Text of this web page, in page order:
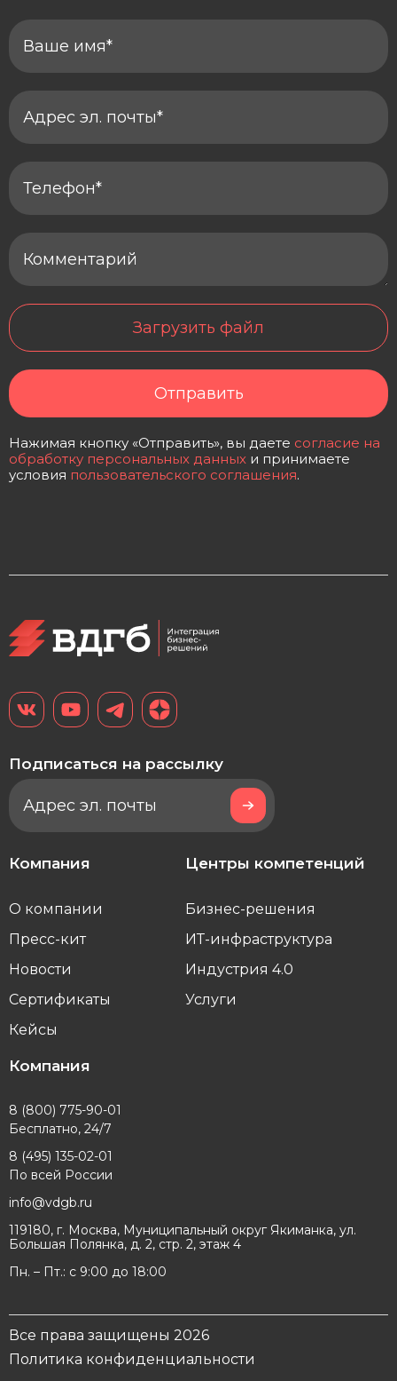
Отправить
Загрузить файл
Нажимая кнопку «Отправить», вы даете согласие на
обработку персональных данных и принимаете
условия пользовательского соглашения.
Подписаться на рассылку
Компания
О компании
Пресс-кит
Новости
Сертификаты
Кейсы
Центры компетенций
Бизнес-решения
ИТ-инфраструктура
Индустрия 4.0
Услуги
Компания
8 (800) 775-90-01
Бесплатно, 24/7
8 (495) 135-02-01
По всей России
info@vdgb.ru
119180, г. Москва, Муниципальный округ Якиманка, ул.
Большая Полянка, д. 2, стр. 2, этаж 4
Пн. – Пт.: с 9:00 до 18:00
Все права защищены 2026
Политика конфиденциальности